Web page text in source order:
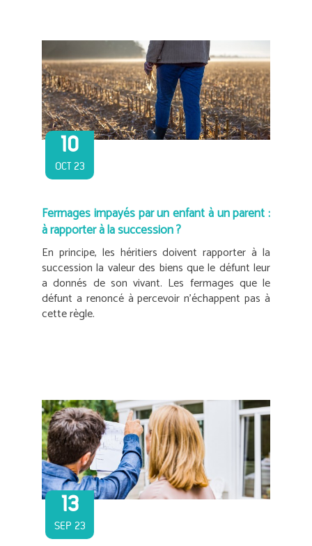
10
OCT 23
Fermages impayés par un enfant à un parent :
à rapporter à la succession ?
En principe, les héritiers doivent rapporter à la
succession la valeur des biens que le défunt leur
a donnés de son vivant. Les fermages que le
défunt a renoncé à percevoir n’échappent pas à
cette règle.
13
SEP 23